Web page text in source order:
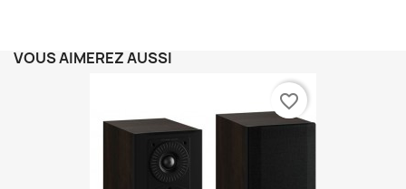
VOUS AIMEREZ AUSSI
favorite_border